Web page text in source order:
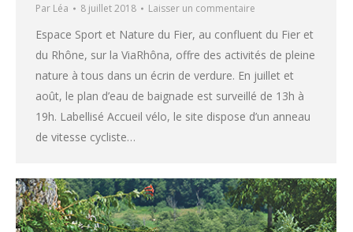
Par Léa 8 juillet 2018 Laisser un commentaire
Espace Sport et Nature du Fier, au confluent du Fier et
du Rhône, sur la ViaRhôna, offre des activités de pleine
nature à tous dans un écrin de verdure. En juillet et
août, le plan d’eau de baignade est surveillé de 13h à
19h. Labellisé Accueil vélo, le site dispose d’un anneau
de vitesse cycliste…